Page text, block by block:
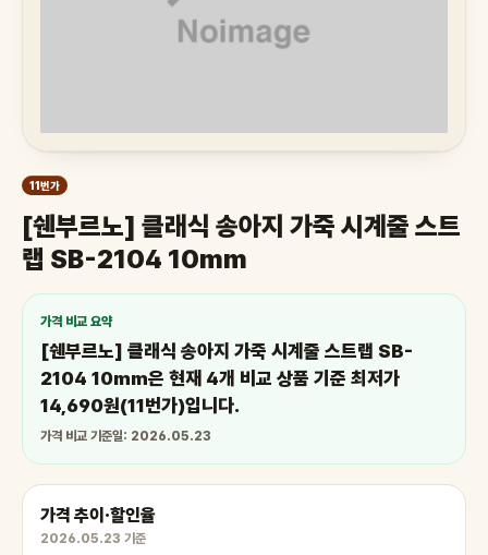
11번가
[쉔부르노] 클래식 송아지 가죽 시계줄 스트
랩 SB-2104 10mm
가격 비교 요약
[쉔부르노] 클래식 송아지 가죽 시계줄 스트랩 SB-
2104 10mm은 현재 4개 비교 상품 기준 최저가
14,690원(11번가)입니다.
가격 비교 기준일: 2026.05.23
가격 추이·할인율
2026.05.23 기준